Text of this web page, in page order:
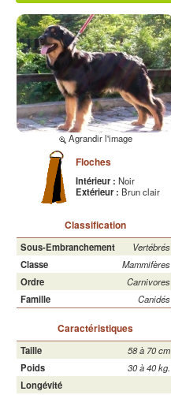
Agrandir l'image
Floches
Intérieur : Noir
Extérieur : Brun clair
Classification
Sous-Embranchement
Vertébrés
Classe
Mammifères
Ordre
Carnivores
Famille
Canidés
Caractéristiques
Taille
58 à 70 cm
Poids
30 à 40 kg.
Longévité